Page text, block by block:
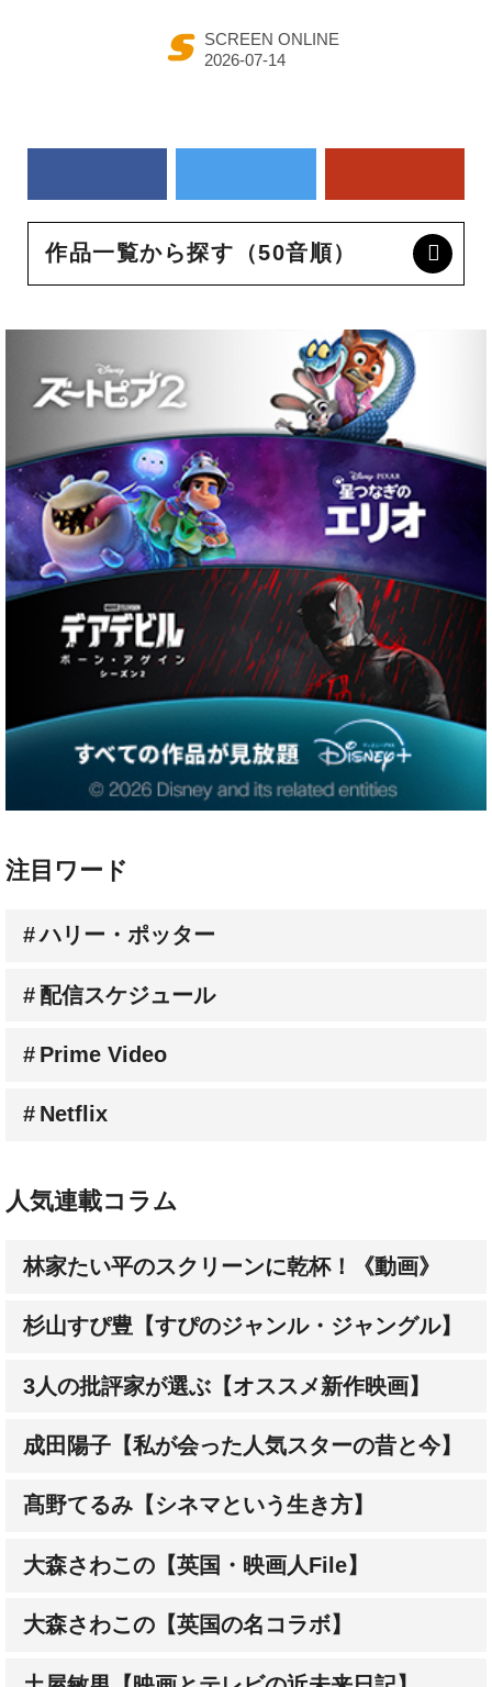
SCREEN ONLINE
作品一覧から探す（50音順）
注目ワード
ハリー・ポッター
配信スケジュール
Prime Video
Netflix
人気連載コラム
林家たい平のスクリーンに乾杯！《動画》
杉山すぴ豊【すぴのジャンル・ジャングル】
3人の批評家が選ぶ【オススメ新作映画】
成田陽子【私が会った人気スターの昔と今】
髙野てるみ【シネマという生き方】
大森さわこの【英国・映画人File】
大森さわこの【英国の名コラボ】